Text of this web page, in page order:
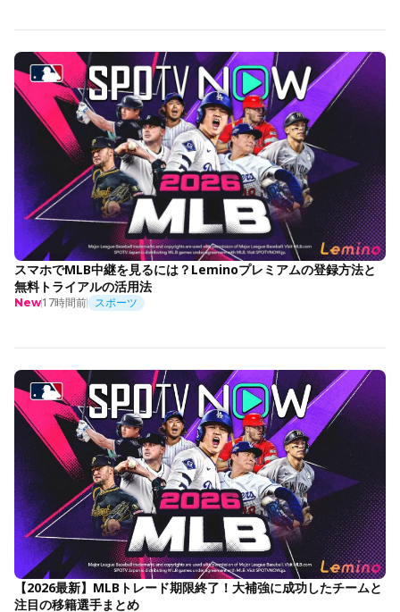
スマホでMLB中継を見るには？Leminoプレミアムの登録方法と
無料トライアルの活用法
New17時間前 スポーツ
【2026最新】MLBトレード期限終了！大補強に成功したチームと
注目の移籍選手まとめ